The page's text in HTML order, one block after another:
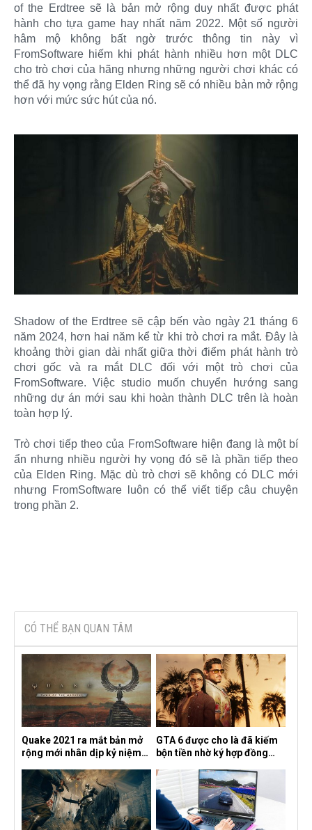
of the Erdtree sẽ là bản mở rộng duy nhất được phát
hành cho tựa game hay nhất năm 2022. Một số người
hâm mộ không bất ngờ trước thông tin này vì
FromSoftware hiếm khi phát hành nhiều hơn một DLC
cho trò chơi của hãng nhưng những người chơi khác có
thể đã hy vọng rằng Elden Ring sẽ có nhiều bản mở rộng
hơn với mức sức hút của nó.
Shadow of the Erdtree sẽ cập bến vào ngày 21 tháng 6
năm 2024, hơn hai năm kể từ khi trò chơi ra mắt. Đây là
khoảng thời gian dài nhất giữa thời điểm phát hành trò
chơi gốc và ra mắt DLC đối với một trò chơi của
FromSoftware. Việc studio muốn chuyển hướng sang
những dự án mới sau khi hoàn thành DLC trên là hoàn
toàn hợp lý.
Trò chơi tiếp theo của FromSoftware hiện đang là một bí
ẩn nhưng nhiều người hy vọng đó sẽ là phần tiếp theo
của Elden Ring. Mặc dù trò chơi sẽ không có DLC mới
nhưng FromSoftware luôn có thể viết tiếp câu chuyện
trong phần 2.
CÓ THỂ BẠN QUAN TÂM
Quake 2021 ra mắt bản mở
rộng mới nhân dịp kỷ niệm
the Machine
GTA 6 được cho là đã kiếm
bộn tiền nhờ ký hợp đồng